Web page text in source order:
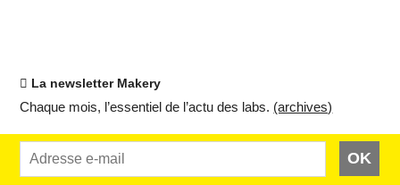
La newsletter Makery
Chaque mois, l’es­sen­tiel de l’actu des labs. (ar­chives)
OK